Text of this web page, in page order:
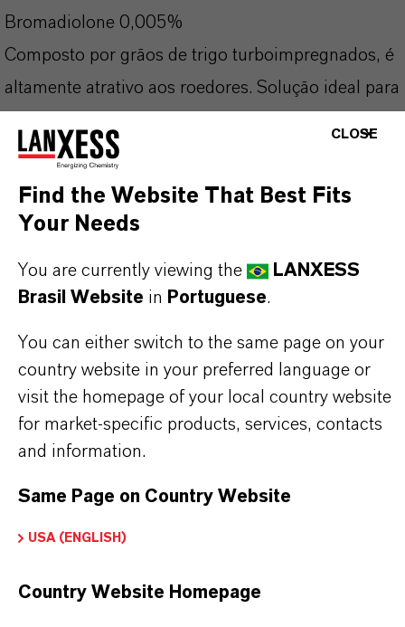
Bromadiolone 0,005%
Composto por grãos de trigo turboimpregnados, é
altamente atrativo aos roedores. Solução ideal para
e para o meio-ambiente, pois não deixa resíduo do
ingrediente ativo no local.
Todas as imagens do produto são apenas
para fins ilustrativos. Use biocidas com
segurança. Leia sempre o rótulo e as
inscrições e usos aprovados variam de acordo
com a região e países. Para obter pedidos e
usos aprovados atualizados, entre em contato
com seu representante local da LANXESS.
CLOSE
Find the Website That Best Fits
Your Needs
You are currently viewing the
LANXESS
Brasil Website in Portuguese.
You can either switch to the same page on your
country website in your preferred language or
visit the homepage of your local country website
for market-specific products, services, contacts
and information.
Same Page on Country Website
USA (ENGLISH)
Country Website Homepage